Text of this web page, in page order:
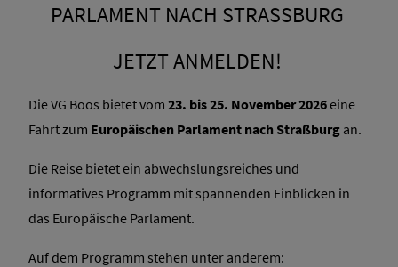
PARLAMENT NACH STRASSBURG
JETZT ANMELDEN!
Die VG Boos bietet vom 23. bis 25. November 2026eine
Fahrt zum Europäischen Parlament nach Straßburg an.
Die Reise bietet ein abwechslungsreiches und
informatives Programm mit spannenden Einblicken in
das Europäische Parlament.
Auf dem Programm stehen unter anderem: